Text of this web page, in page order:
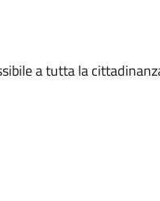
a tutta la